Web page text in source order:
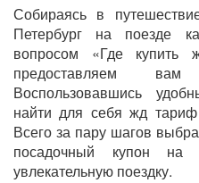
Собираясь в
Петербург на поезде
вопросом «Где
предоставляем
Воспользовавшись
найти для себя жд
Всего за пару шагов
посадочный купон
увлекательную поездку.